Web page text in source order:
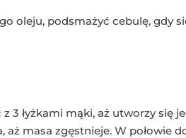
oleju, podsmażyć cebulę, gdy
z 3 łyżkami mąki, aż utworzy się
aż masa zgęstnieje. W połowie